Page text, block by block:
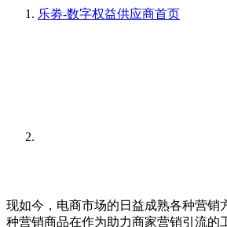
乐劵-数字权益供应商首页
现如今，电商市场的日益成熟各种营销
种营销商品在作为助力商家营销引流的